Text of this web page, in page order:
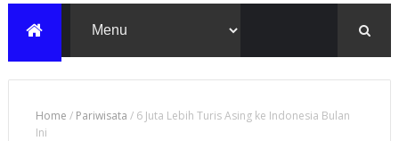
Home / Pariwisata / 6 Juta Lebih Turis Asing ke Indonesia Bulan
Ini